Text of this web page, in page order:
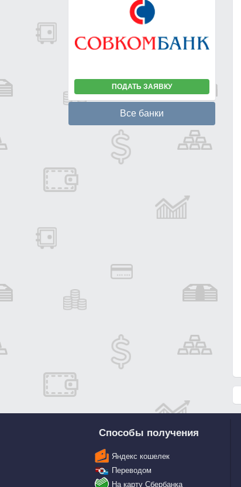
ПОДАТЬ ЗАЯВКУ
Все банки
Способы получения
Яндекс кошелек
Переводом
На карту Сбербанка